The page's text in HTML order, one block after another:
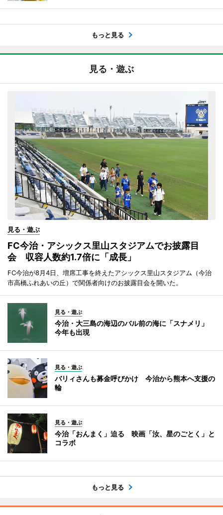
もっと見る
見る・遊ぶ
見る・遊ぶ
FC今治・アシックス里山スタジアムでお披露目
会 収容人数約1.7倍に「成長」
FC今治が8月4日、増席工事を終えたアシックス里山スタジアム（今治
市高橋ふれあいの丘）で関係者向けのお披露目会を開いた。
見る・遊ぶ
今治・大三島の海辺のバル前の海に「スナメリ」
今年も出現
見る・遊ぶ
バリィさんも募金呼びかけ 今治から熊本へ支援の
輪
見る・遊ぶ
今治「おんまく」迫る 映画「汝、星のごとく」と
コラボ
もっと見る